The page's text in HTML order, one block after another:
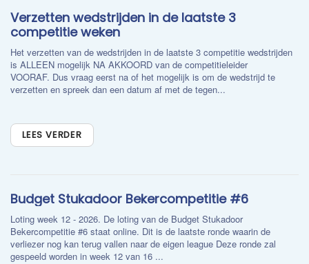
Verzetten wedstrijden in de laatste 3
competitie weken
Het verzetten van de wedstrijden in de laatste 3 competitie wedstrijden
is ALLEEN mogelijk NA AKKOORD van de competitieleider
VOORAF. Dus vraag eerst na of het mogelijk is om de wedstrijd te
verzetten en spreek dan een datum af met de tegen...
LEES VERDER
Budget Stukadoor Bekercompetitie #6
Loting week 12 - 2026. De loting van de Budget Stukadoor
Bekercompetitie #6 staat online. Dit is de laatste ronde waarin de
verliezer nog kan terug vallen naar de eigen league Deze ronde zal
gespeeld worden in week 12 van 16 ...